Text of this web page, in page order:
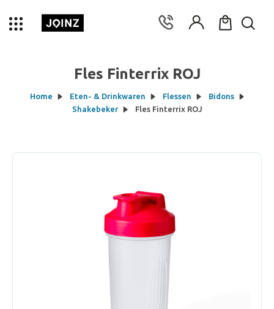
Fles Finterrix ROJ
Home Eten- & Drinkwaren Flessen
Bidons
Shakebeker
Fles Finterrix ROJ